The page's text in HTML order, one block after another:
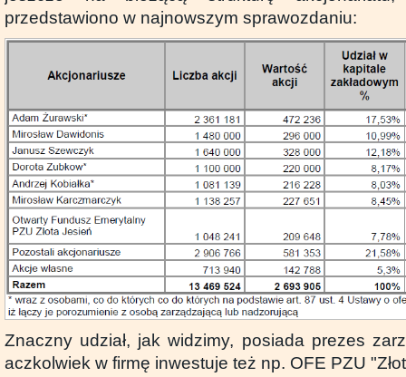
przedstawiono w najnowszym sprawozdaniu:
Znaczny udział, jak widzimy, posiada prezes
aczkolwiek w firmę inwestuje też np. OFE PZU